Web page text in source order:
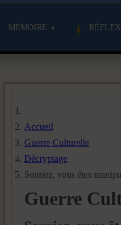
MÉMOIRE
Accueil
Guerre Culturelle
Décryptage
Souriez, vous êtes
Guerre